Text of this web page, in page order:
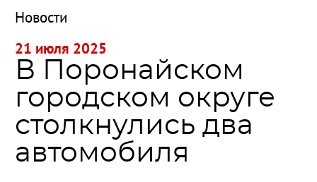
Новости
В Поронайском
городском округе
столкнулись два
автомобиля
21 июля 2025